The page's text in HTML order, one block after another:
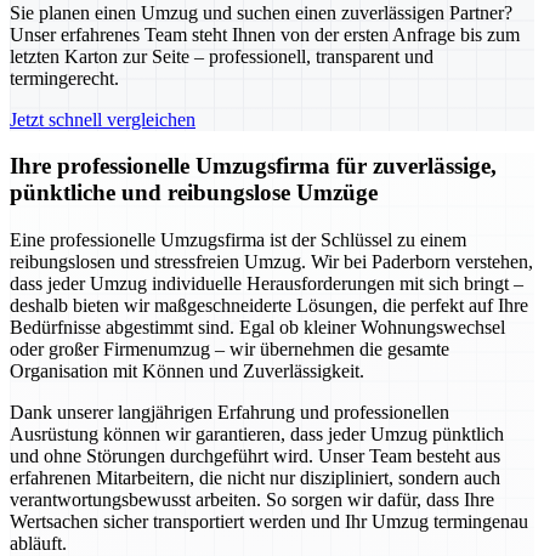
Sie planen einen Umzug und suchen einen zuverlässigen Partner?
Unser erfahrenes Team steht Ihnen von der ersten Anfrage bis zum
letzten Karton zur Seite – professionell, transparent und
termingerecht.
Jetzt schnell vergleichen
Ihre professionelle Umzugsfirma für zuverlässige,
pünktliche und reibungslose Umzüge
Eine professionelle Umzugsfirma ist der Schlüssel zu einem
reibungslosen und stressfreien Umzug. Wir bei Paderborn verstehen,
dass jeder Umzug individuelle Herausforderungen mit sich bringt –
deshalb bieten wir maßgeschneiderte Lösungen, die perfekt auf Ihre
Bedürfnisse abgestimmt sind. Egal ob kleiner Wohnungswechsel
oder großer Firmenumzug – wir übernehmen die gesamte
Organisation mit Können und Zuverlässigkeit.
Dank unserer langjährigen Erfahrung und professionellen
Ausrüstung können wir garantieren, dass jeder Umzug pünktlich
und ohne Störungen durchgeführt wird. Unser Team besteht aus
erfahrenen Mitarbeitern, die nicht nur diszipliniert, sondern auch
verantwortungsbewusst arbeiten. So sorgen wir dafür, dass Ihre
Wertsachen sicher transportiert werden und Ihr Umzug termingenau
abläuft.